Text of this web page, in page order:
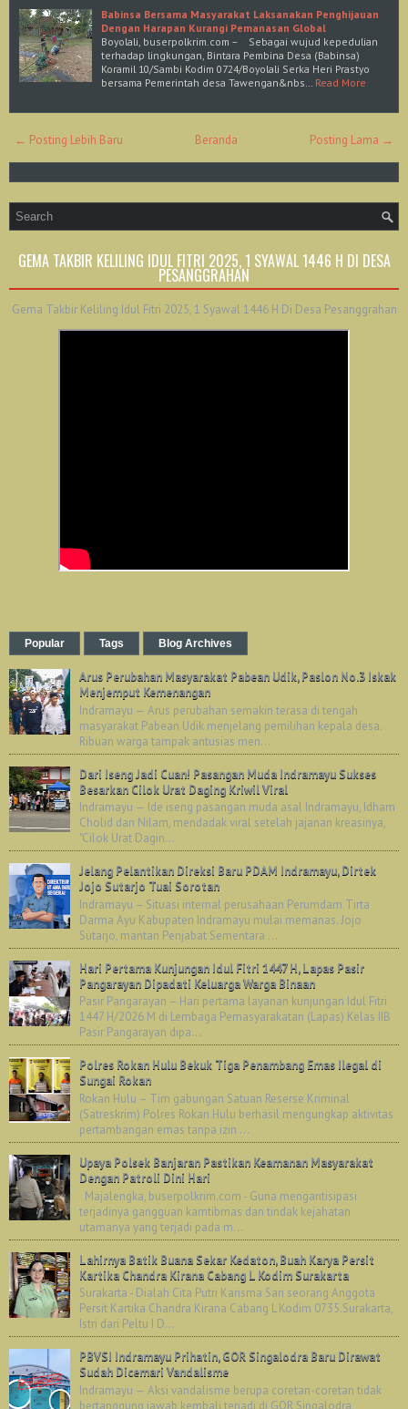
Babinsa Bersama Masyarakat Laksanakan Penghijauan
Dengan Harapan Kurangi Pemanasan Global
Boyolali, buserpolkrim.com – Sebagai wujud kepedulian
terhadap lingkungan, Bintara Pembina Desa (Babinsa)
Koramil 10/Sambi Kodim 0724/Boyolali Serka Heri Prastyo
bersama Pemerintah desa Tawengan&nbs… Read More
← Posting Lebih Baru Posting Lama →
Beranda
GEMA TAKBIR KELILING IDUL FITRI 2025, 1 SYAWAL 1446 H DI DESA
PESANGGRAHAN
Gema Takbir Keliling Idul Fitri 2025, 1 Syawal 1446 H Di Desa Pesanggrahan
Popular Tags Blog Archives
Arus Perubahan Masyarakat Pabean Udik, Paslon No.3 Iskak
Menjemput Kemenangan
Indramayu — Arus perubahan semakin terasa di tengah
masyarakat Pabean Udik menjelang pemilihan kepala desa.
Ribuan warga tampak antusias men...
Dari Iseng Jadi Cuan! Pasangan Muda Indramayu Sukses
Besarkan Cilok Urat Daging Kriwil Viral
Indramayu — Ide iseng pasangan muda asal Indramayu, Idham
Cholid dan Nilam, mendadak viral setelah jajanan kreasinya,
"Cilok Urat Dagin...
Jelang Pelantikan Direksi Baru PDAM Indramayu, Dirtek
Jojo Sutarjo Tuai Sorotan
Indramayu – Situasi internal perusahaan Perumdam Tirta
Darma Ayu Kabupaten Indramayu mulai memanas. Jojo
Sutarjo, mantan Penjabat Sementara ...
Hari Pertama Kunjungan Idul Fitri 1447 H, Lapas Pasir
Pangarayan Dipadati Keluarga Warga Binaan
Pasir Pangarayan – Hari pertama layanan kunjungan Idul Fitri
1447 H/2026 M di Lembaga Pemasyarakatan (Lapas) Kelas IIB
Pasir Pangarayan dipa...
Polres Rokan Hulu Bekuk Tiga Penambang Emas Ilegal di
Sungai Rokan
Rokan Hulu – Tim gabungan Satuan Reserse Kriminal
(Satreskrim) Polres Rokan Hulu berhasil mengungkap aktivitas
pertambangan emas tanpa izin ...
Upaya Polsek Banjaran Pastikan Keamanan Masyarakat
Dengan Patroli Dini Hari
Majalengka, buserpolkrim.com - Guna mengantisipasi
terjadinya gangguan kamtibmas dan tindak kejahatan
utamanya yang terjadi pada m...
Lahirnya Batik Buana Sekar Kedaton, Buah Karya Persit
Kartika Chandra Kirana Cabang L Kodim Surakarta
Surakarta - Dialah Cita Putri Karisma Sari seorang Anggota
Persit Kartika Chandra Kirana Cabang L Kodim 0735.Surakarta,
Istri dari Peltu I D...
PBVSI Indramayu Prihatin, GOR Singalodra Baru Dirawat
Sudah Dicemari Vandalisme
Indramayu — Aksi vandalisme berupa coretan-coretan tidak
bertanggung jawab kembali terjadi di GOR Singalodra,